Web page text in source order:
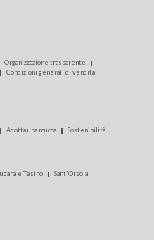
Organizzazione trasparente
Condizioni generali di vendita
Adotta una mucca Sostenibilità
e Tesino Sant'Orsola